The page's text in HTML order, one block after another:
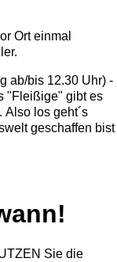
Ort einmal
ab/bis 12.30 Uhr) -
"Fleißige" gibt es
Also los geht´s
geschaffen bist
Sie die